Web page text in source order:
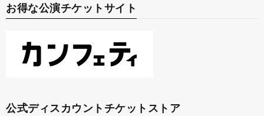
お得な公演チケットサイト
公式ディスカウントチケットストア